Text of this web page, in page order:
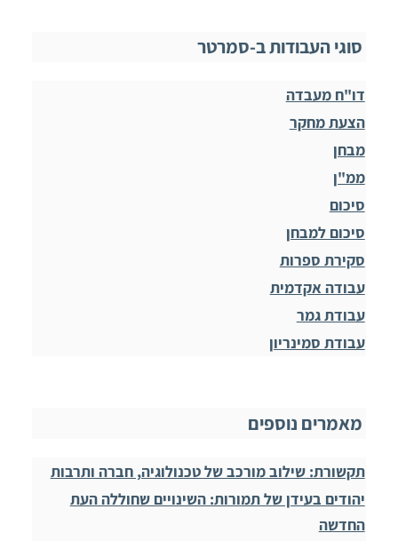
סוגי העבודות ב-סמרטר
דו"ח מעבדה
הצעת מחקר
מבחן
ממ"ן
סיכום
סיכום למבחן
סקירת ספרות
עבודה אקדמית
עבודת גמר
עבודת סמינריון
מאמרים נוספים
תקשורת: שילוב מורכב של טכנולוגיה, חברה ותרבות
יהודים בעידן של תמורות: השינויים שחוללה העת
החדשה